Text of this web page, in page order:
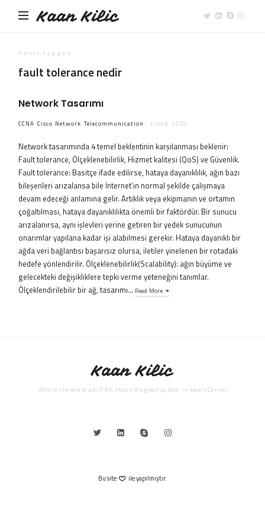
Kaan Kilic
Posts tagged
fault tolerance nedir
Network Tasarımı
CCNA Cisco Network Telecommunication June 6, 2020
Network tasarımında 4 temel beklentinin karşılanması beklenir:
Fault tolerance, Ölçeklenebilirlik, Hizmet kalitesi (QoS) ve Güvenlik.
Fault tolerance: Basitçe ifade edilirse, hataya dayanıklılık, ağın bazı
bileşenleri arızalansa bile İnternet’in normal şekilde çalışmaya
devam edeceği anlamına gelir. Artıklık veya ekipmanın ve ortamın
çoğaltılması, hataya dayanıklılıkta önemli bir faktördür. Bir sunucu
arızalanırsa, aynı işlevleri yerine getiren bir yedek sunucunun
onarımlar yapılana kadar işi alabilmesi gerekir. Hataya dayanıklı bir
ağda veri bağlantısı başarısız olursa, iletiler yinelenen bir rotadaki
hedefe yönlendirilir. Ölçeklenebilirlik(Scalability): ağın büyüme ve
gelecekteki değişikliklere tepki verme yeteneğini tanımlar.
Ölçeklendirilebilir bir ağ, tasarımı… Read More
Kaan Kilic
Who in the world am I? Ah, that’s the great puzzle. — Lewis Carroll
Bu site ile yapılmıştır.